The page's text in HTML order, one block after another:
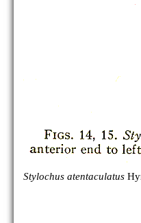
Stylochus atentaculatus